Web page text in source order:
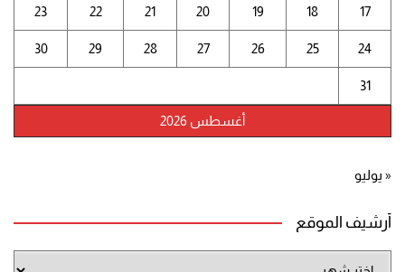
أغسطس 2026
17
18
19
20
21
22
23
24
25
26
27
28
29
30
31
« يوليو
أرشيف الموقع